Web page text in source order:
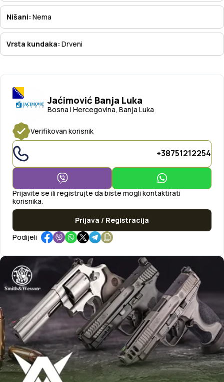
Jaćimović Banja Luka
Bosna i Hercegovina, Banja Luka
Verifikovan korisnik
+38751212254
Prijavite se ili registrujte da biste mogli kontaktirati
korisnika.
Prijava / Registracija
Podijeli
Nišani: Nema
Vrsta kundaka: Drveni